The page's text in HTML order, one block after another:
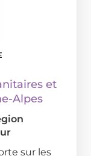
et
Alpes
sur les